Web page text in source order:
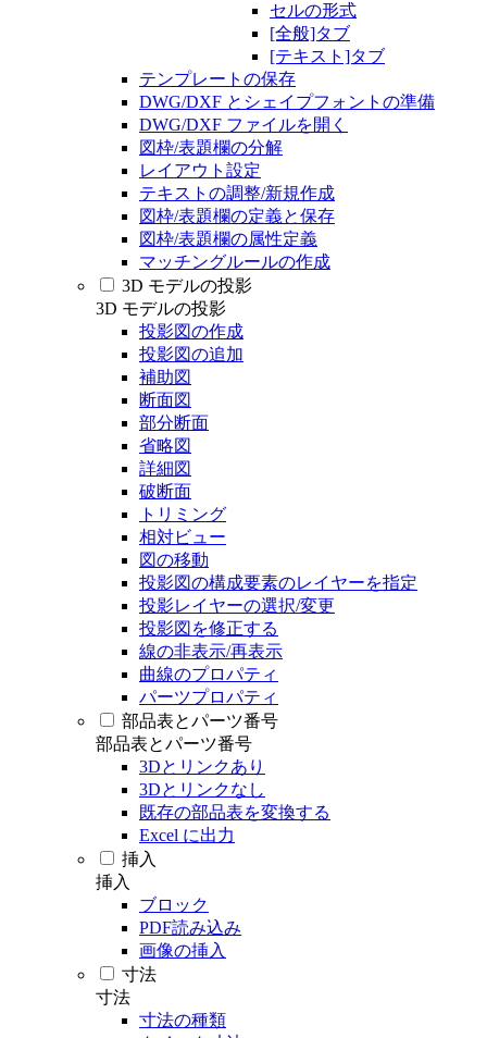
セルの形式
[全般]タブ
[テキスト]タブ
テンプレートの保存
DWG/DXF とシェイプフォントの準備
DWG/DXF ファイルを開く
図枠/表題欄の分解
レイアウト設定
テキストの調整/新規作成
図枠/表題欄の定義と保存
図枠/表題欄の属性定義
マッチングルールの作成
3D モデルの投影
3D モデルの投影
投影図の作成
投影図の追加
補助図
断面図
部分断面
省略図
詳細図
破断面
トリミング
相対ビュー
図の移動
投影図の構成要素のレイヤーを指定
投影レイヤーの選択/変更
投影図を修正する
線の非表示/再表示
曲線のプロパティ
パーツプロパティ
部品表とパーツ番号
部品表とパーツ番号
3Dとリンクあり
3Dとリンクなし
既存の部品表を変換する
Excel に出力
挿入
挿入
ブロック
PDF読み込み
画像の挿入
寸法
寸法
寸法の種類